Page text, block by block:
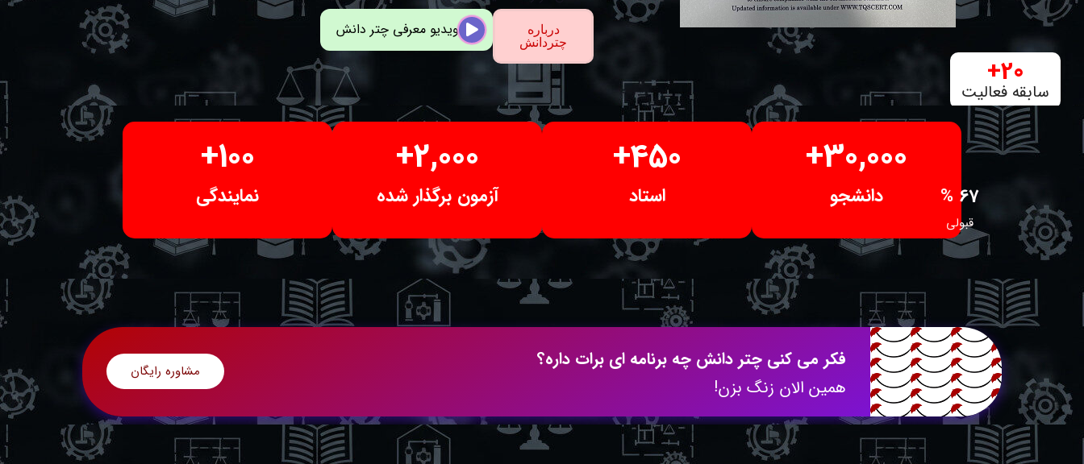
20
+
سابقه فعالیت
درباره
چتردانش
ویدیو معرفی چتر دانش
دانشجو
30,000
+
استاد
450
+
آزمون برگذار شده
2,000
+
نمایندگی
100
+
67 %
قبولی
فکر می کنی چتر دانش چه برنامه ای برات داره؟
همین الان زنگ بزن!
مشاوره رایگان